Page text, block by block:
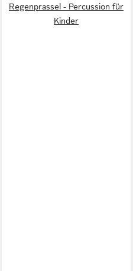
Regenprassel - Percussion für
Kinder